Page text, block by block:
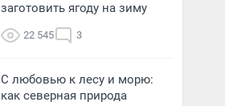
заготовить ягоду на зиму
22 545 3
С любовью к лесу и морю:
как северная природа